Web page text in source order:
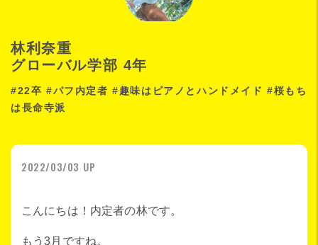
林利奈重
グローバル学部 4年
#22卒 #パフ内定者 #趣味はピアノとハンドメイド #桜もち
は長命寺派
2022/03/03 UP
こんにちは！内定者の林です。
もう3月ですね。